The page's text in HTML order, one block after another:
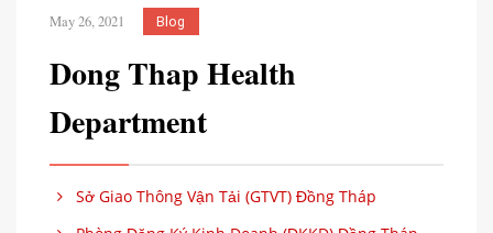
May 26, 2021 Blog
Dong Thap Health
Department
Sở Giao Thông Vận Tải (GTVT) Đồng Tháp